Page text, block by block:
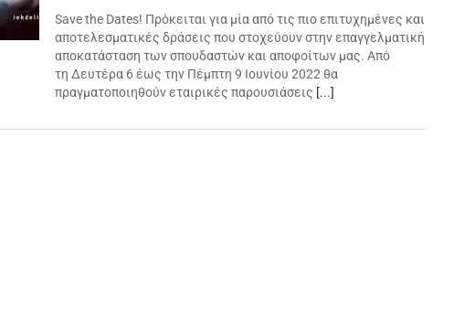
Save the Dates! Πρόκειται για μία από τις πιο επιτυχημένες και
αποτελεσματικές δράσεις που στοχεύουν στην επαγγελματική
αποκατάσταση των σπουδαστών και αποφοίτων μας. Από
τη Δευτέρα 6 έως την Πέμπτη 9 Ιουνίου 2022 θα
πραγματοποιηθούν εταιρικές παρουσιάσεις [...]